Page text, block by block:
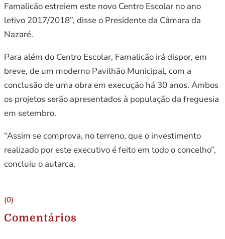
Famalicão estreiem este novo Centro Escolar no ano
letivo 2017/2018”, disse o Presidente da Câmara da
Nazaré.
Para além do Centro Escolar, Famalicão irá dispor, em
breve, de um moderno Pavilhão Municipal, com a
conclusão de uma obra em execução há 30 anos. Ambos
os projetos serão apresentados à população da freguesia
em setembro.
“Assim se comprova, no terreno, que o investimento
realizado por este executivo é feito em todo o concelho”,
concluiu o autarca.
(0)
Comentários